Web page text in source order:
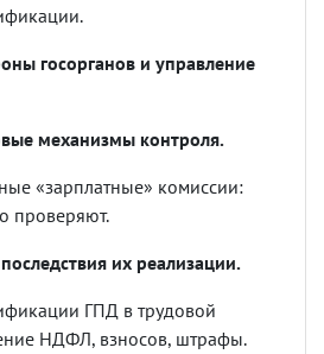
госорганов и управление
механизмы контроля.
«зарплатные» комиссии:
проверяют.
их реализации.
ГПД в трудовой
НДФЛ, взносов, штрафы.